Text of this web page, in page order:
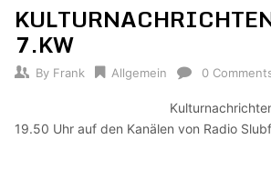
7.KW
By Frank Allgemein 0
19.50 Uhr auf den Kanälen von Radio